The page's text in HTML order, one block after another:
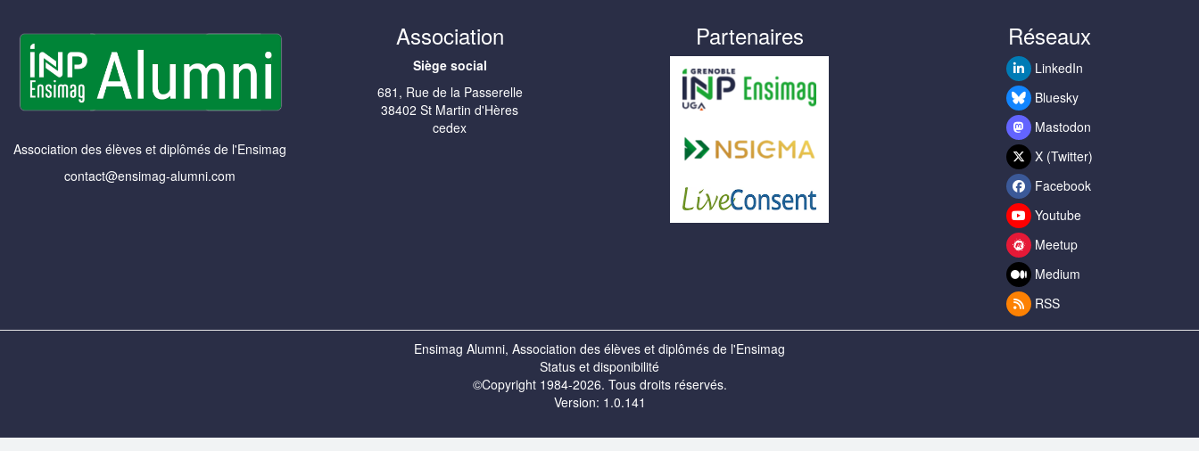
Association des élèves et diplômés de l'Ensimag
contact@ensimag-alumni.com
Association
Siège social
681, Rue de la Passerelle
38402 St Martin d'Hères
cedex
Partenaires Réseaux
LinkedIn
Bluesky
Mastodon
X (Twitter)
Facebook
Youtube
Meetup
Medium
RSS
Ensimag Alumni, Association des élèves et diplômés de l'Ensimag
Status et disponibilité
©Copyright 1984-2026. Tous droits réservés.
Version: 1.0.141